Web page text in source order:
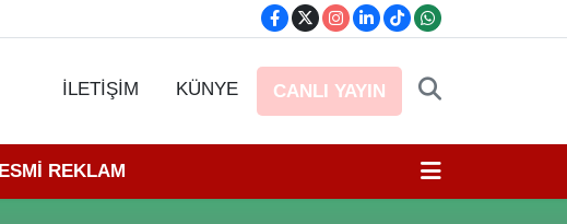
İLETİŞİM KÜNYE CANLI YAYIN
REKLAM